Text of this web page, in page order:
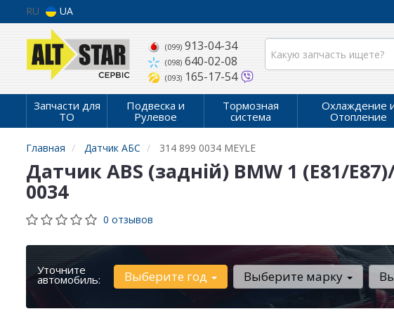
RU UA
(099)913-04-34
(098)640-02-08
(093)165-17-54
Запчасти для
ТО
Подвеска и
Рулевое
Тормозная
система
Охлаждение
Отопление
Главная Датчик АБС 314 899 0034 MEYLE
Датчик ABS (задній) BMW 1 (E81/
0034
0 отзывов
Уточните
автомобиль: Выберите год Выберите марку